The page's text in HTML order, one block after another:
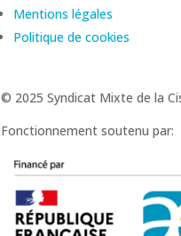
Mentions légales
Politique de cookies
© 2025 Syndicat Mixte de la
Fonctionnement soutenu par: